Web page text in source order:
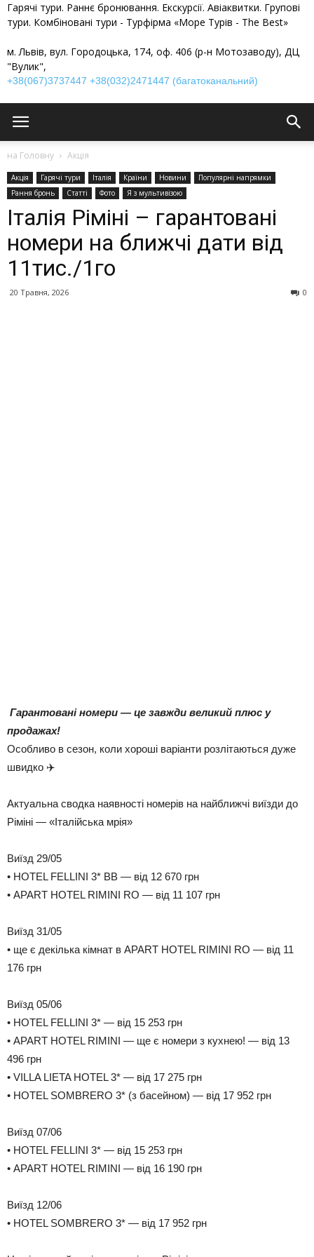
Гарячі тури. Раннє бронювання. Екскурсії. Авіаквитки. Групові
тури. Комбіновані тури - Турфірма «Море Турів - The Best»
м. Львів, вул. Городоцька, 174, оф. 406 (р-н Мотозаводу), ДЦ
"Вулик",
+38(067)3737447 +38(032)2471447 (багатоканальний)
на Головну Акція
Акція Гарячі тури Італія Країни Новини
Популярні напрямки
Рання бронь
Статті Фото Я з мультивізою
Італія Ріміні – гарантовані
номери на ближчі дати від
11тис./1го
20 Травня, 2026 0
Гарантовані номери — це завжди великий плюс у
продажах!
Особливо в сезон, коли хороші варіанти розлітаються дуже
швидко ✈️
Актуальна сводка наявності номерів на найближчі виїзди до
Ріміні — «Італійська мрія»
Виїзд 29/05
• HOTEL FELLINI 3* BB — від 12 670 грн
• APART HOTEL RIMINI RO — від 11 107 грн
Виїзд 31/05
• ще є декілька кімнат в APART HOTEL RIMINI RO — від 11
176 грн
Виїзд 05/06
• HOTEL FELLINI 3* — від 15 253 грн
• APART HOTEL RIMINI — ще є номери з кухнею! — від 13
496 грн
• VILLA LIETA HOTEL 3* — від 17 275 грн
• HOTEL SOMBRERO 3* (з басейном) — від 17 952 грн
Виїзд 07/06
• HOTEL FELLINI 3* — від 15 253 грн
• APART HOTEL RIMINI — від 16 190 грн
Виїзд 12/06
• HOTEL SOMBRERO 3* — від 17 952 грн